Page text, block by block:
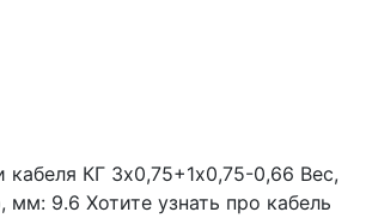
кабеля КГ 3х0,75+1х0,75-0,66 Вес,
мм: 9.6 Хотите узнать про кабель